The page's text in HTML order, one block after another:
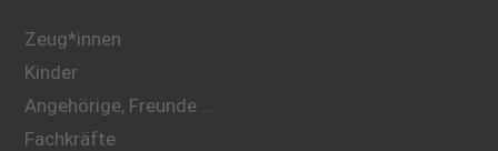
Zeug*innen
Kinder
Angehörige, Freunde …
Fachkräfte